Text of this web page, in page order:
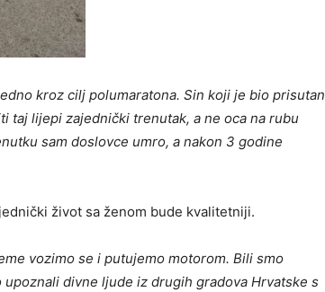
kroz cilj polumaratona. Sin koji je bio prisutan
taj lijepi zajednički trenutak, a ne oca na rubu
sam doslovce umro, a nakon 3 godine
život sa ženom bude kvalitetniji.
vozimo se i putujemo motorom. Bili smo
divne ljude iz drugih gradova Hrvatske s